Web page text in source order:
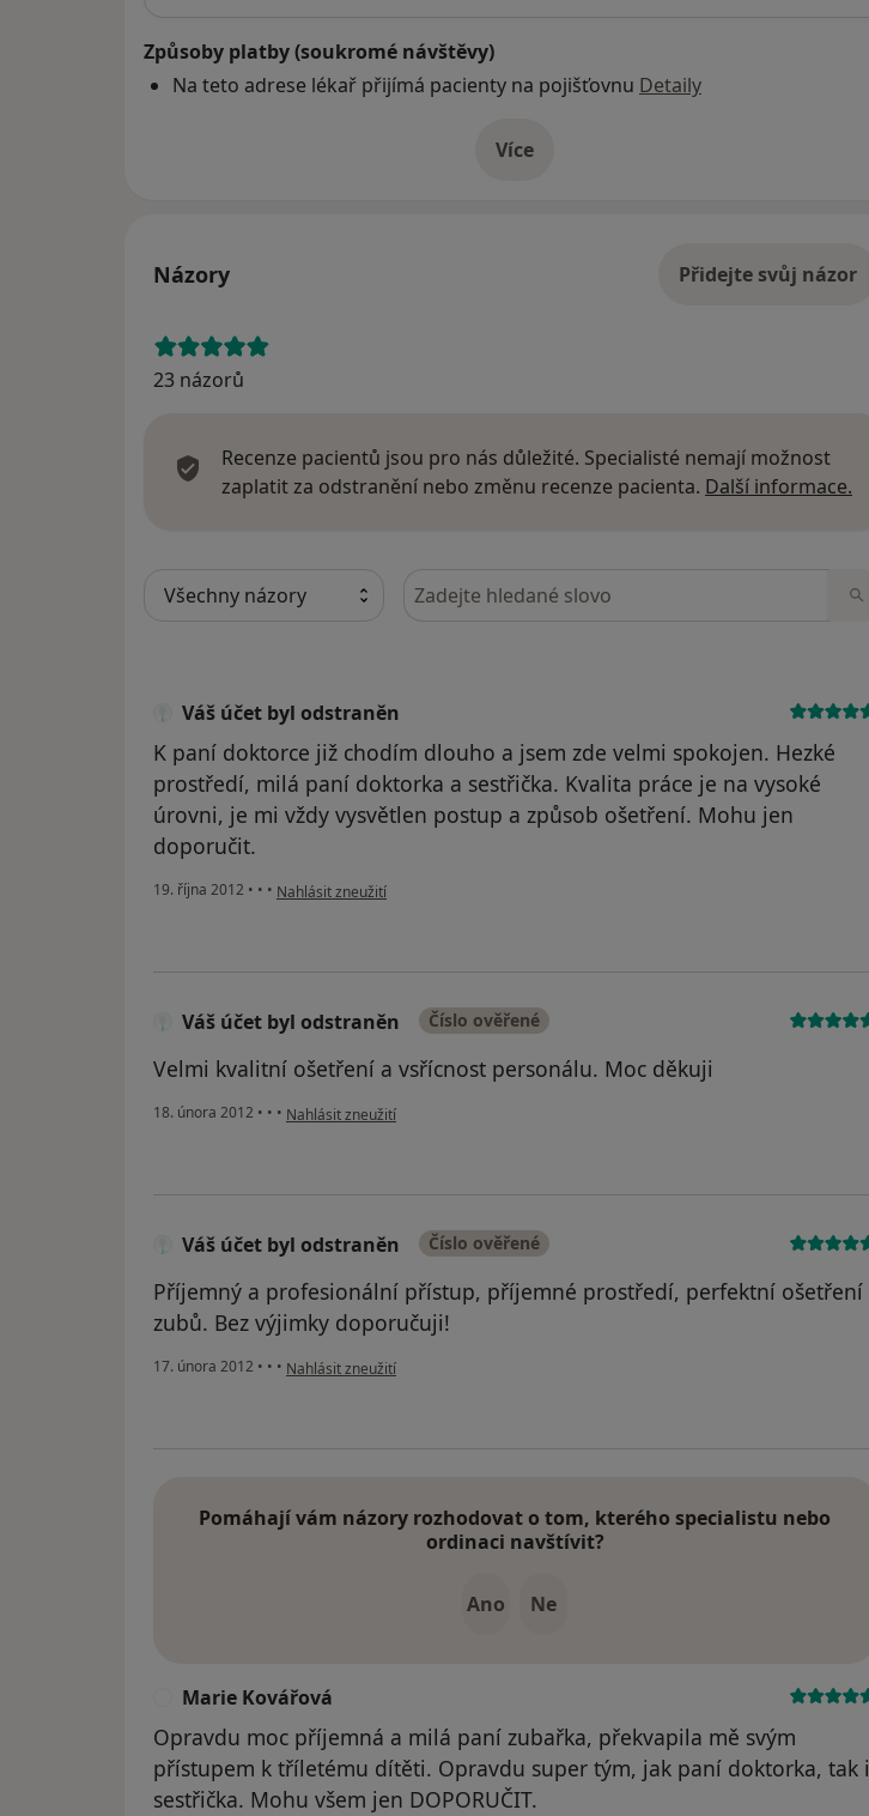
Způsoby platby (soukromé návštěvy)
Na teto adrese lékař přijímá pacienty na pojišťovnu Detaily
Víceo adrese
Názory Přidejte svůj názor
23 názorů
Recenze pacientů jsou pro nás důležité. Specialisté nemají možnost
zaplatit za odstranění nebo změnu recenze pacienta. Další informace.
Hledejte v názorech
Váš účet byl odstraněn
K paní doktorce již chodím dlouho a jsem zde velmi spokojen. Hezké
prostředí, milá paní doktorka a sestřička. Kvalita práce je na vysoké
úrovni, je mi vždy vysvětlen postup a způsob ošetření. Mohu jen
doporučit.
19. října 2012 • • • podle názoru uživatele Váš účet byl odstraněn
Nahlásit zneužití
Váš účet byl odstraněn Číslo ověřené
Velmi kvalitní ošetření a vsřícnost personálu. Moc děkuji
18. února 2012 • • • podle názoru uživatele Váš účet byl odstraněn
Nahlásit zneužití
Váš účet byl odstraněn Číslo ověřené
Příjemný a profesionální přístup, příjemné prostředí, perfektní ošetření
zubů. Bez výjimky doporučuji!
17. února 2012 • • • podle názoru uživatele Váš účet byl odstraněn
Nahlásit zneužití
Pomáhají vám názory rozhodovat o tom, kterého specialistu nebo
ordinaci navštívit?
Ano Ne
Marie Kovářová
Opravdu moc příjemná a milá paní zubařka, překvapila mě svým
přístupem k tříletému dítěti. Opravdu super tým, jak paní doktorka, tak i
sestřička. Mohu všem jen DOPORUČIT.